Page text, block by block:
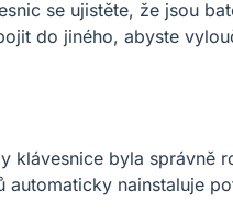
se ujistěte, že jsou
do jiného, abyste
klávesnice byla správně
nainstaluje